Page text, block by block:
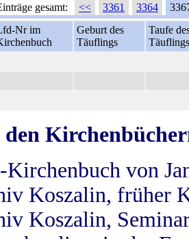
gesamt: << 3361 3364
Nr im
Geburt des
Täuflings
Taufe
Täuflings
den
von
Koszalin, früher
Koszalin,